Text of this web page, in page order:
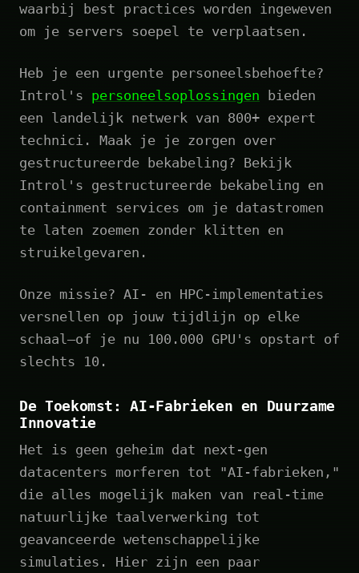
waarbij best practices worden ingeweven
om je servers soepel te verplaatsen.
Heb je een urgente personeelsbehoefte?
Introl's personeelsoplossingen bieden
een landelijk netwerk van 800+ expert
technici. Maak je je zorgen over
gestructureerde bekabeling? Bekijk
Introl's gestructureerde bekabeling en
containment services om je datastromen
te laten zoemen zonder klitten en
struikelgevaren.
Onze missie? AI- en HPC-implementaties
versnellen op jouw tijdlijn op elke
schaal—of je nu 100.000 GPU's opstart of
slechts 10.
De Toekomst: AI-Fabrieken en Duurzame
Innovatie
Het is geen geheim dat next-gen
datacenters morferen tot "AI-fabrieken,"
die alles mogelijk maken van real-time
natuurlijke taalverwerking tot
geavanceerde wetenschappelijke
simulaties. Hier zijn een paar